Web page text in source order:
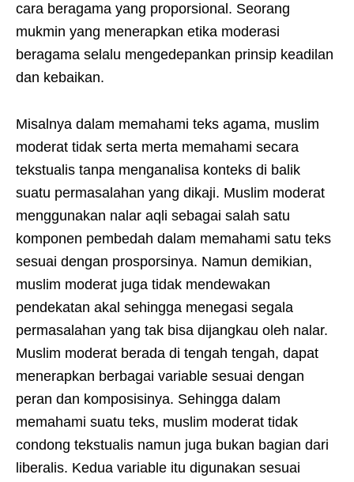
cara beragama yang proporsional. Seorang
mukmin yang menerapkan etika moderasi
beragama selalu mengedepankan prinsip keadilan
dan kebaikan.
Misalnya dalam memahami teks agama, muslim
moderat tidak serta merta memahami secara
tekstualis tanpa menganalisa konteks di balik
suatu permasalahan yang dikaji. Muslim moderat
menggunakan nalar aqli sebagai salah satu
komponen pembedah dalam memahami satu teks
sesuai dengan prosporsinya. Namun demikian,
muslim moderat juga tidak mendewakan
pendekatan akal sehingga menegasi segala
permasalahan yang tak bisa dijangkau oleh nalar.
Muslim moderat berada di tengah tengah, dapat
menerapkan berbagai variable sesuai dengan
peran dan komposisinya. Sehingga dalam
memahami suatu teks, muslim moderat tidak
condong tekstualis namun juga bukan bagian dari
liberalis. Kedua variable itu digunakan sesuai